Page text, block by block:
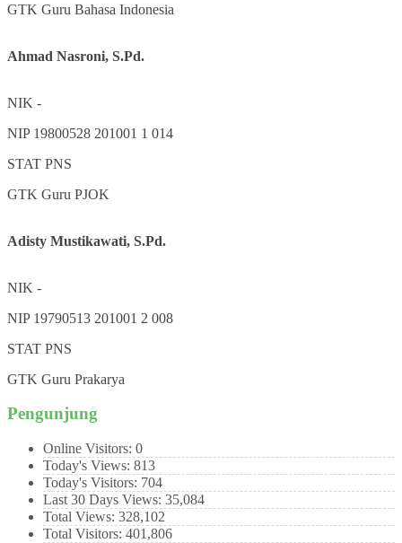
GTK Guru Bahasa Indonesia
Ahmad Nasroni, S.Pd.
NIK -
NIP 19800528 201001 1 014
STAT PNS
GTK Guru PJOK
Adisty Mustikawati, S.Pd.
NIK -
NIP 19790513 201001 2 008
STAT PNS
GTK Guru Prakarya
Pengunjung
Online Visitors: 0
Today's Views: 813
Today's Visitors: 704
Last 30 Days Views: 35,084
Total Views: 328,102
Total Visitors: 401,806